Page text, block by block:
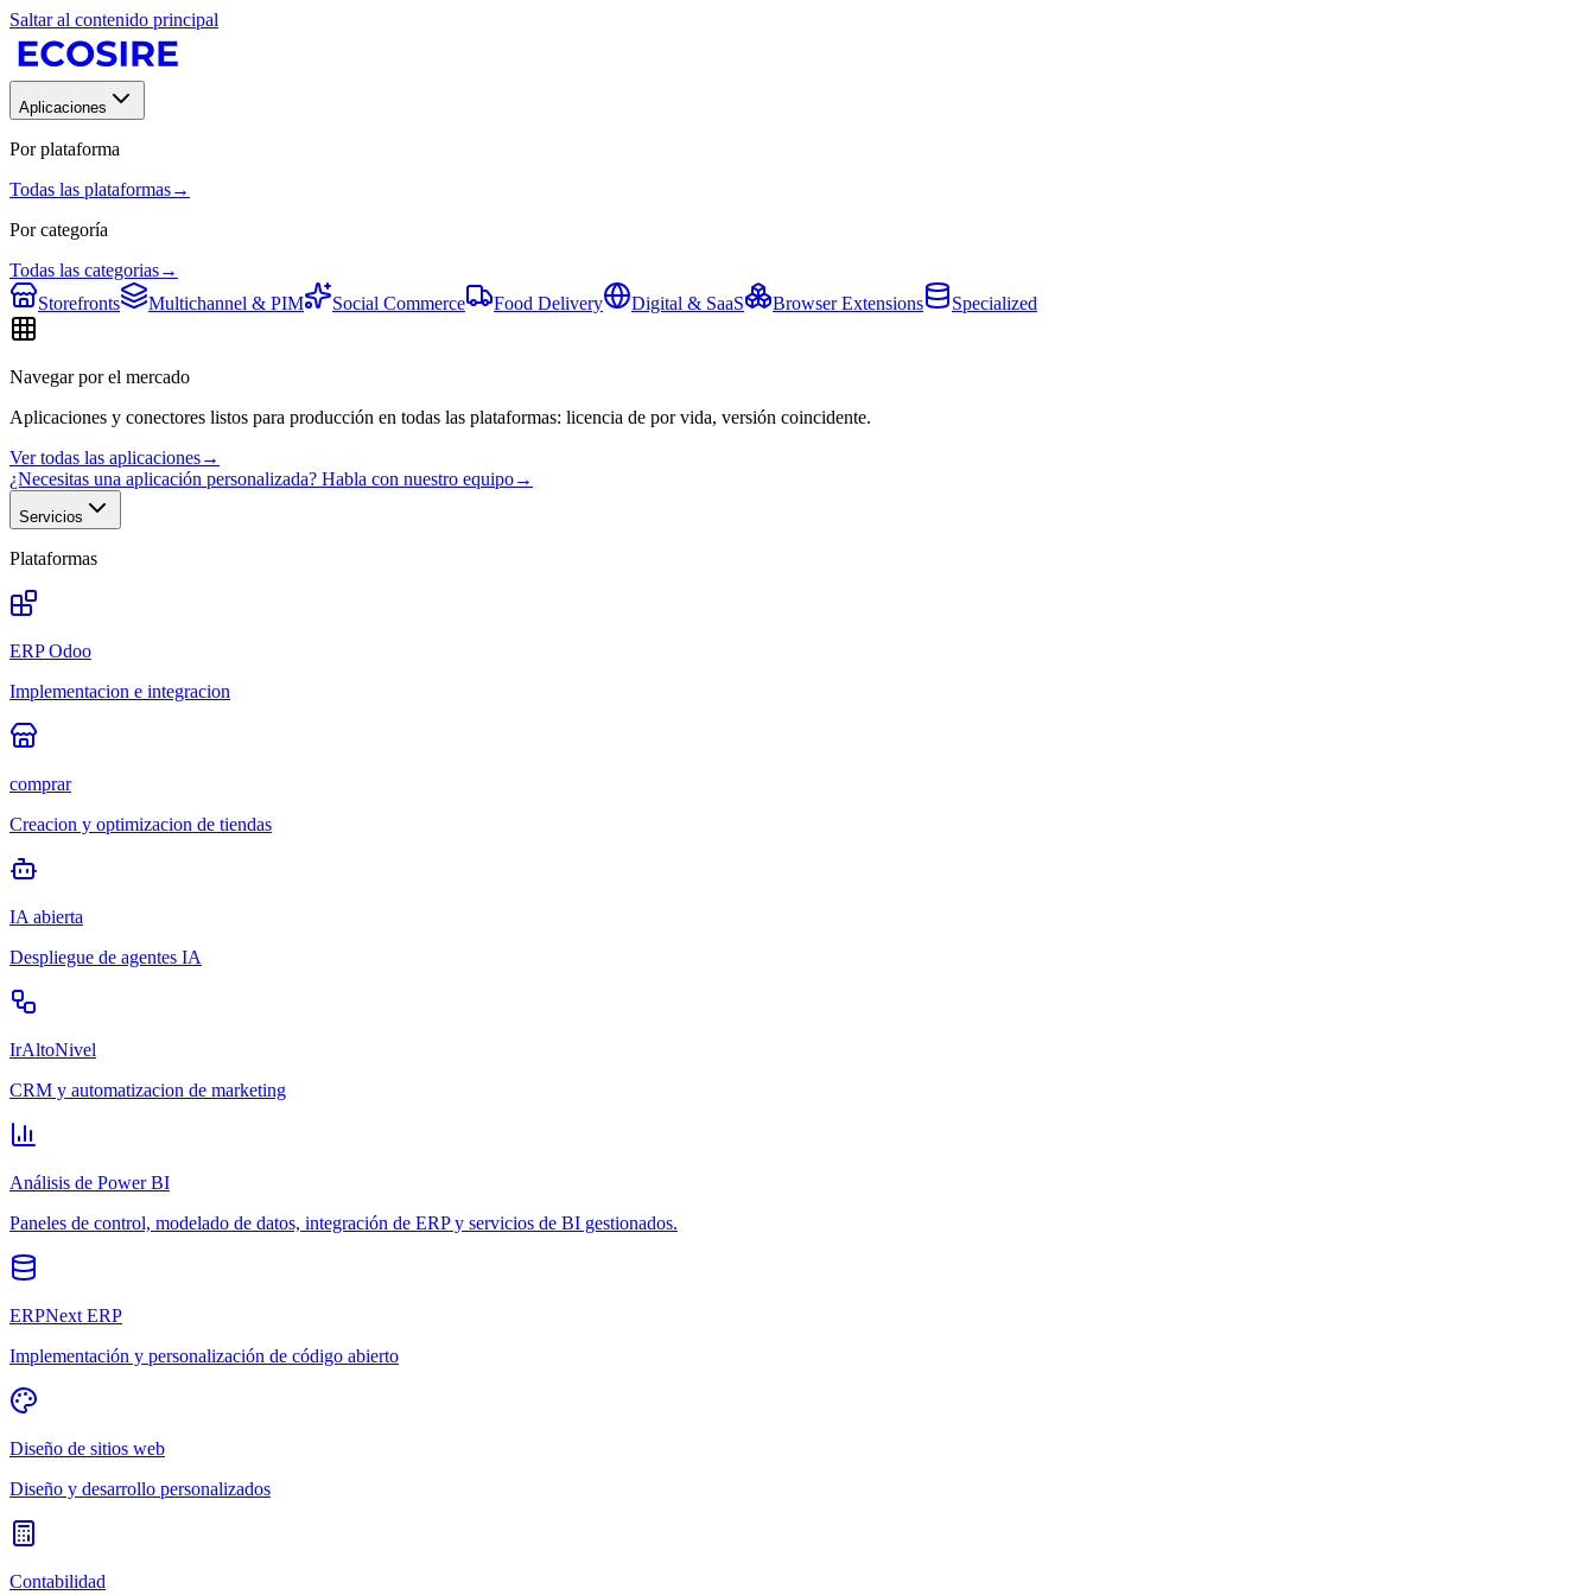
Saltar al contenido principal
Aplicaciones
Por plataforma
Todas las plataformas→
Por categoría
Todas las categorias→
Storefronts
Multichannel & PIM Social Commerce Food Delivery Digital & SaaS Browser Extensions Specialized
Navegar por el mercado
Aplicaciones y conectores listos para producción en todas las plataformas: licencia de por vida, versión coincidente.
Ver todas las aplicaciones→
¿Necesitas una aplicación personalizada? Habla con nuestro equipo→
Servicios
Plataformas
ERP Odoo
Implementacion e integracion
comprar
Creacion y optimizacion de tiendas
IA abierta
Despliegue de agentes IA
IrAltoNivel
CRM y automatizacion de marketing
Análisis de Power BI
Paneles de control, modelado de datos, integración de ERP y servicios de BI gestionados.
ERPNext ERP
Implementación y personalización de código abierto
Diseño de sitios web
Diseño y desarrollo personalizados
Contabilidad